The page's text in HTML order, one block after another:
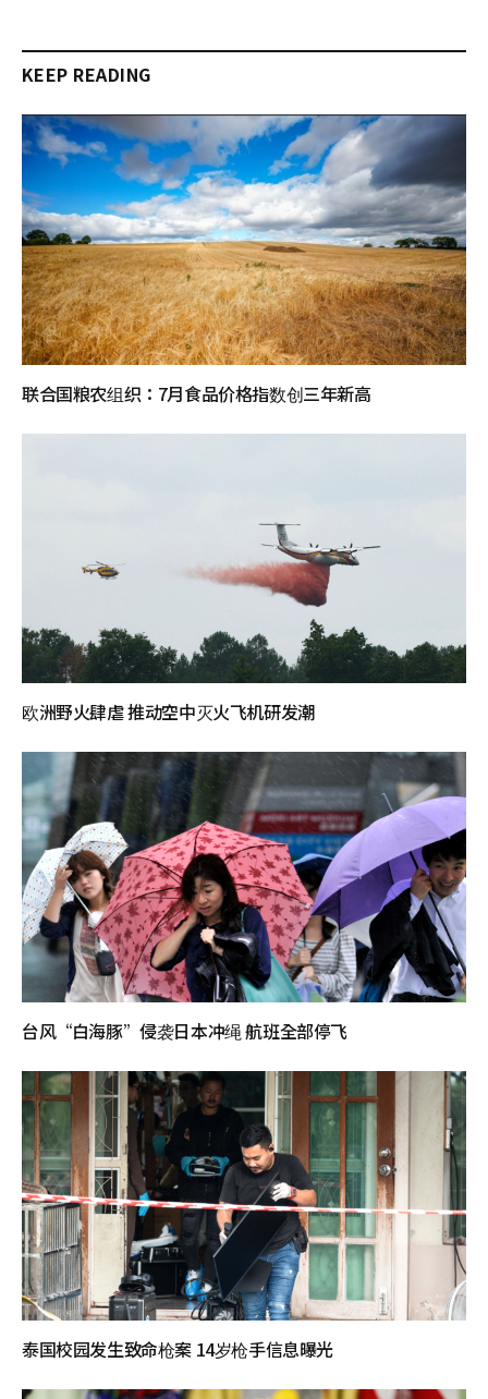
KEEP READING
联合国粮农组织：7月食品价格指数创三年新高
欧洲野火肆虐 推动空中灭火飞机研发潮
台风“白海豚”侵袭日本冲绳 航班全部停飞
泰国校园发生致命枪案 14岁枪手信息曝光